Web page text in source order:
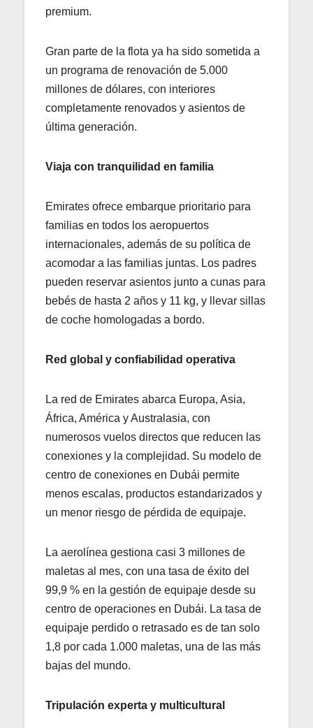
premium.
Gran parte de la flota ya ha sido sometida a
un programa de renovación de 5.000
millones de dólares, con interiores
completamente renovados y asientos de
última generación.
Viaja con tranquilidad en familia
Emirates ofrece embarque prioritario para
familias en todos los aeropuertos
internacionales, además de su política de
acomodar a las familias juntas. Los padres
pueden reservar asientos junto a cunas para
bebés de hasta 2 años y 11 kg, y llevar sillas
de coche homologadas a bordo.
Red global y confiabilidad operativa
La red de Emirates abarca Europa, Asia,
África, América y Australasia, con
numerosos vuelos directos que reducen las
conexiones y la complejidad. Su modelo de
centro de conexiones en Dubái permite
menos escalas, productos estandarizados y
un menor riesgo de pérdida de equipaje.
La aerolínea gestiona casi 3 millones de
maletas al mes, con una tasa de éxito del
99,9 % en la gestión de equipaje desde su
centro de operaciones en Dubái. La tasa de
equipaje perdido o retrasado es de tan solo
1,8 por cada 1.000 maletas, una de las más
bajas del mundo.
Tripulación experta y multicultural